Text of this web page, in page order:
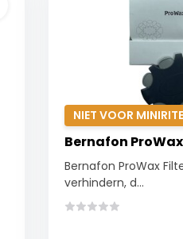
NIET VOOR
Bernafon
Bernafon ProWax
verhindern, d...